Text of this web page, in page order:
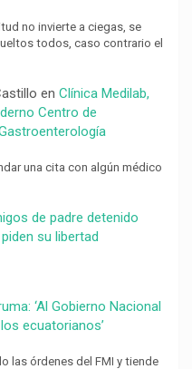
no invierte a ciegas, se
todos, caso contrario el
en Clínica Medilab,
Centro de
una cita con algún médico
de padre detenido
su libertad
‘Al Gobierno Nacional
ecuatorianos’
las órdenes del FMI y tiende